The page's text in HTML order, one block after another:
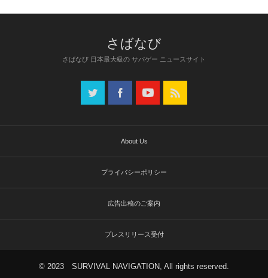
さばなび 日本最大級の サバゲー ニュースサイト
About Us
プライバシーポリシー
広告出稿のご案内
プレスリリース受付
© 2023 SURVIVAL NAVIGATION, All rights reserved.